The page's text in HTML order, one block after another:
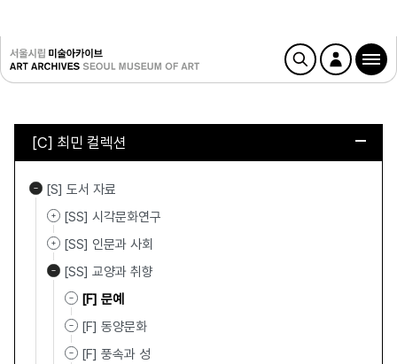
[C] 최민 컬렉션
[S] 도서 자료
[SS] 시각문화연구
[SS] 인문과 사회
[SS] 교양과 취향
[F] 문예
[F] 동양문화
[F] 풍속과 성